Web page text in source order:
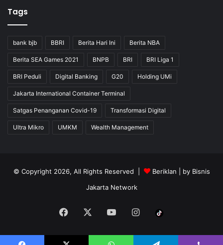
Tags
bank bjb BBRI Berita Hari Ini Berita NBA
Berita SEA Games 2021 BNPB BRI BRI Liga 1
BRI Peduli Digital Banking G20 Holding UMi
Jakarta International Container Terminal
Satgas Penanganan Covid-19 Transformasi Digital
Ultra Mikro UMKM Wealth Management
© Copyright 2026, All Rights Reserved | Beriklan | by Bisnis
Jakarta Network
Facebook YouTubeInstagram